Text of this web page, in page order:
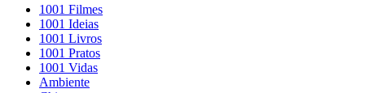
1001 Filmes
1001 Ideias
1001 Livros
1001 Pratos
1001 Vidas
Ambiente